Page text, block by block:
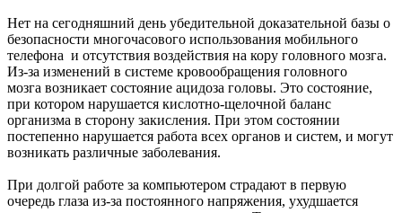
Нет на сегодняшний день убедительной доказательной базы о
безопасности многочасового использования мобильного
телефона и отсутствия воздействия на кору головного мозга.
Из-за изменений в системе кровообращения головного
мозга возникает состояние ацидоза головы. Это состояние,
при котором нарушается кислотно-щелочной баланс
организма в сторону закисления. При этом состоянии
постепенно нарушается работа всех органов и систем, и могут
возникать различные заболевания.
При долгой работе за компьютером страдают в первую
очередь глаза из-за постоянного напряжения, ухудшается